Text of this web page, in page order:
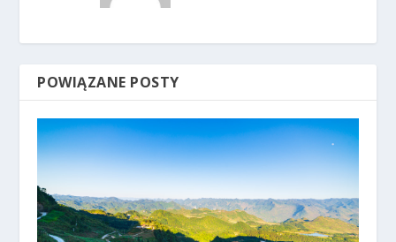
POWIĄZANE POSTY